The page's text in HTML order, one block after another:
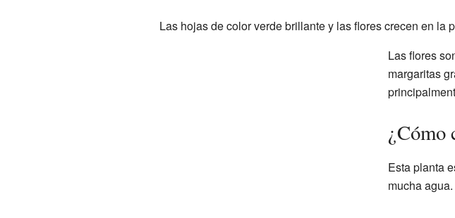
Las hojas de color verde brillante y las flores crecen en la
Las flores
margaritas
¿Cómo
Esta planta
mucha agua.